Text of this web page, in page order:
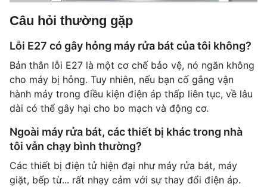
Câu hỏi thường gặp
Lỗi E27 có gây hỏng máy rửa bát của tôi không?
Bản thân lỗi E27 là một cơ chế bảo vệ, nó ngăn không
cho máy bị hỏng. Tuy nhiên, nếu bạn cố gắng vận
hành máy trong điều kiện điện áp thấp liên tục, về lâu
dài có thể gây hại cho bo mạch và động cơ.
Ngoài máy rửa bát, các thiết bị khác trong nhà
tôi vẫn chạy bình thường?
Các thiết bị điện tử hiện đại như máy rửa bát, máy
giặt, bếp từ... rất nhạy cảm với sự thay đổi điện áp.